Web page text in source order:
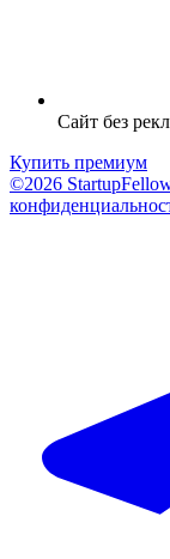
Сайт без
Купить премиум
©2026